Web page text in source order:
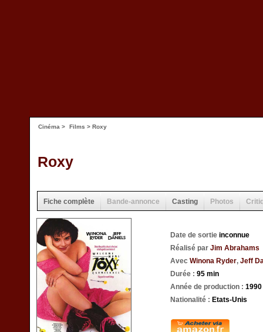
Cinéma > Films > Roxy
Roxy
Fiche complète Bande-annonce Casting Photos
Date de sortie inconnue
Réalisé par Jim Abrahams
Avec Winona Ryder, Jeff
Durée : 95 min
Année de production : 1990
Nationalité : Etats-Unis